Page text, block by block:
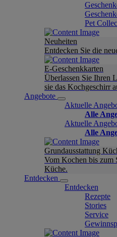
Pet
Neuheiten
Entdecken Sie die
E-Geschenkkarten
Überlassen Sie Ihren
sie das Kochgeschirr
Angebote
Aktuelle
Alle
Aktuelle
Alle
Grundausstattung
Vom Kochen bis zum
Küche.
Entdecken
Entdecken
Rezepte
Stories
Service